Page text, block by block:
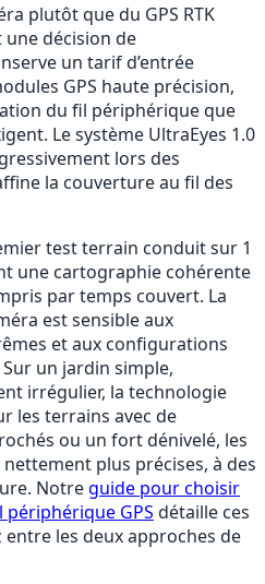
plutôt que du GPS RTK
une décision de
un tarif d’entrée
GPS haute précision,
du fil périphérique que
Le système UltraEyes 1.0
lors des
la couverture au fil des
test terrain conduit sur 1
une cartographie cohérente
par temps couvert. La
est sensible aux
et aux configurations
un jardin simple,
irrégulier, la technologie
les terrains avec de
ou un fort dénivelé, les
plus précises, à des
Notreguide pour choisir
GPS détaille ces
les deux approches de